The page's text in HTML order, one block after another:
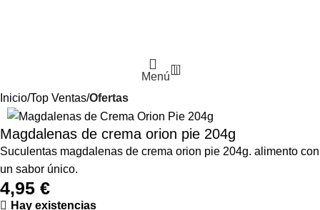
Menú
0
Inicio Top Ventas Ofertas
Magdalenas de crema orion pie 204g
Suculentas magdalenas de crema orion pie 204g. alimento con
un sabor único.
4,95 €
Hay existencias